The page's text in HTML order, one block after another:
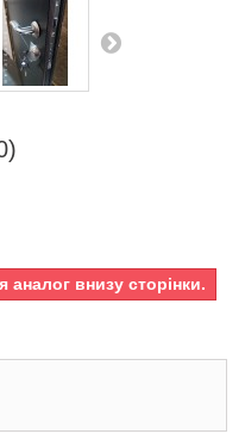
аналог внизу сторінки.